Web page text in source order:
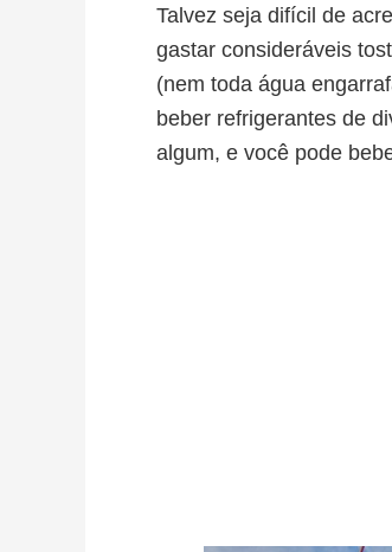
Talvez seja difícil de
gastar consideráveis
(nem toda água
beber refrigerantes de
algum, e você pode